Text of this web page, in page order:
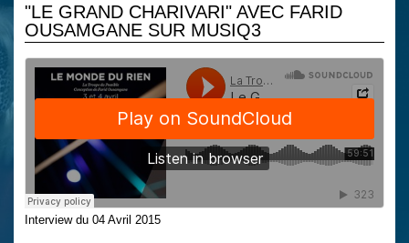
"LE GRAND CHARIVARI" AVEC FARID
OUSAMGANE SUR MUSIQ3
Interview du 04 Avril 2015